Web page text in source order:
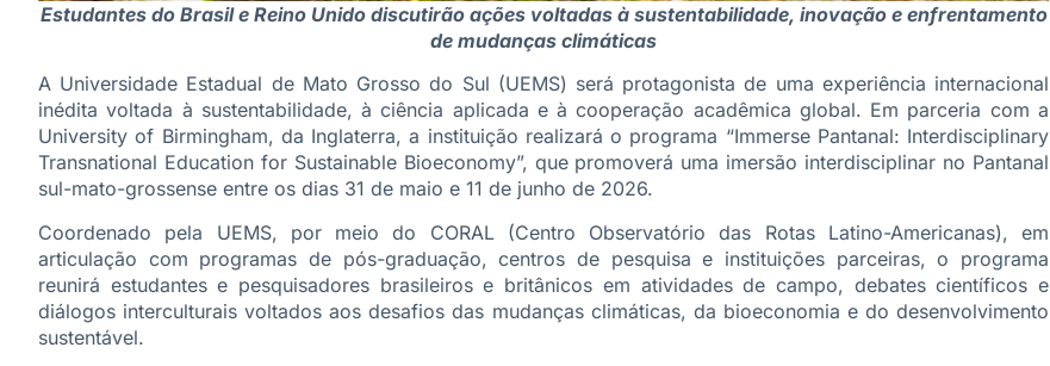
Estudantes do Brasil e Reino Unido discutirão ações voltadas à sustentabilidade, inovação e enfrentamento
de mudanças climáticas
A Universidade Estadual de Mato Grosso do Sul (UEMS) será protagonista de uma experiência internacional
inédita voltada à sustentabilidade, à ciência aplicada e à cooperação acadêmica global. Em parceria com a
University of Birmingham, da Inglaterra, a instituição realizará o programa “Immerse Pantanal: Interdisciplinary
Transnational Education for Sustainable Bioeconomy”, que promoverá uma imersão interdisciplinar no Pantanal
sul-mato-grossense entre os dias 31 de maio e 11 de junho de 2026.
Coordenado pela UEMS, por meio do CORAL (Centro Observatório das Rotas Latino-Americanas), em
articulação com programas de pós-graduação, centros de pesquisa e instituições parceiras, o programa
reunirá estudantes e pesquisadores brasileiros e britânicos em atividades de campo, debates científicos e
diálogos interculturais voltados aos desafios das mudanças climáticas, da bioeconomia e do desenvolvimento
sustentável.